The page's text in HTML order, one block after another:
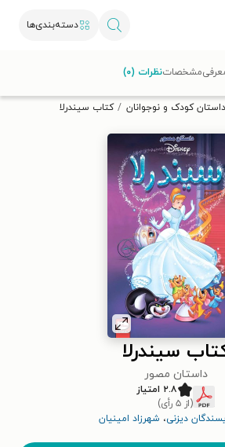
دسته‌بندی‌ها
از طاقچه دریافت کن.
داستان کودک و نوجوانان کتاب سیندرلا
سیندرلا
داستان مصور
۲.۸ امتیاز
(از ۵ رأی)
دیزنی، شهرزاد امینیان
مشخصاتنظرات (۰)